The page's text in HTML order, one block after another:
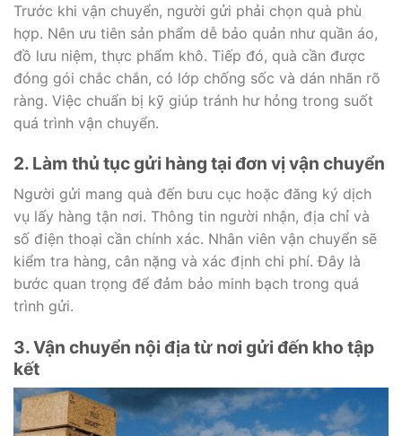
Trước khi vận chuyển, người gửi phải chọn quà phù
hợp. Nên ưu tiên sản phẩm dễ bảo quản như quần áo,
đồ lưu niệm, thực phẩm khô. Tiếp đó, quà cần được
đóng gói chắc chắn, có lớp chống sốc và dán nhãn rõ
ràng. Việc chuẩn bị kỹ giúp tránh hư hỏng trong suốt
quá trình vận chuyển.
2. Làm thủ tục gửi hàng tại đơn vị vận chuyển
Người gửi mang quà đến bưu cục hoặc đăng ký dịch
vụ lấy hàng tận nơi. Thông tin người nhận, địa chỉ và
số điện thoại cần chính xác. Nhân viên vận chuyển sẽ
kiểm tra hàng, cân nặng và xác định chi phí. Đây là
bước quan trọng để đảm bảo minh bạch trong quá
trình gửi.
3. Vận chuyển nội địa từ nơi gửi đến kho tập
kết